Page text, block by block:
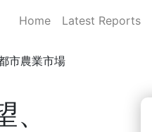
Home Latest Reports
市農業市場